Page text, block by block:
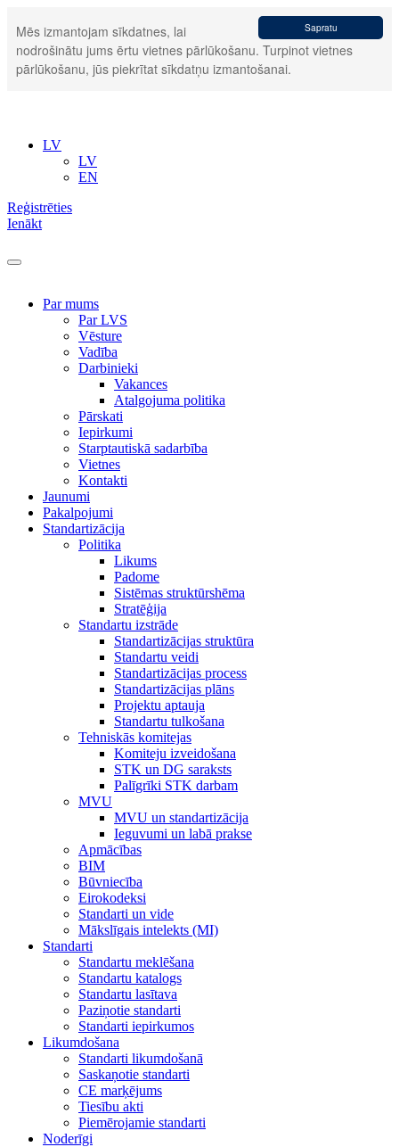
Sapratu
Mēs izmantojam sīkdatnes, lai
nodrošinātu jums ērtu vietnes pārlūkošanu. Turpinot vietnes
pārlūkošanu, jūs piekrītat sīkdatņu izmantošanai.
LV
LV
EN
Reģistrēties
Ienākt
Par mums
Par LVS
Vēsture
Vadība
Darbinieki
Vakances
Atalgojuma politika
Pārskati
Iepirkumi
Starptautiskā sadarbība
Vietnes
Kontakti
Jaunumi
Pakalpojumi
Standartizācija
Politika
Likums
Padome
Sistēmas struktūrshēma
Stratēģija
Standartu izstrāde
Standartizācijas struktūra
Standartu veidi
Standartizācijas process
Standartizācijas plāns
Projektu aptauja
Standartu tulkošana
Tehniskās komitejas
Komiteju izveidošana
STK un DG saraksts
Palīgrīki STK darbam
MVU
MVU un standartizācija
Ieguvumi un labā prakse
Apmācības
BIM
Būvniecība
Eirokodeksi
Standarti un vide
Mākslīgais intelekts (MI)
Standarti
Standartu meklēšana
Standartu katalogs
Standartu lasītava
Paziņotie standarti
Standarti iepirkumos
Likumdošana
Standarti likumdošanā
Saskaņotie standarti
CE marķējums
Tiesību akti
Piemērojamie standarti
Noderīgi